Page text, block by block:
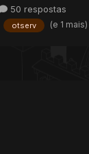
50 respostas
otserv (e 1 mais)